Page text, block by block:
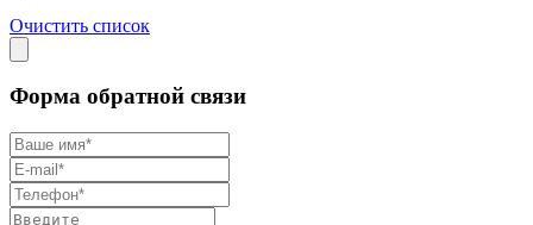
Очистить список
Форма обратной связи